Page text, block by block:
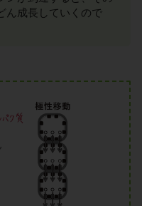
ん成長していくので